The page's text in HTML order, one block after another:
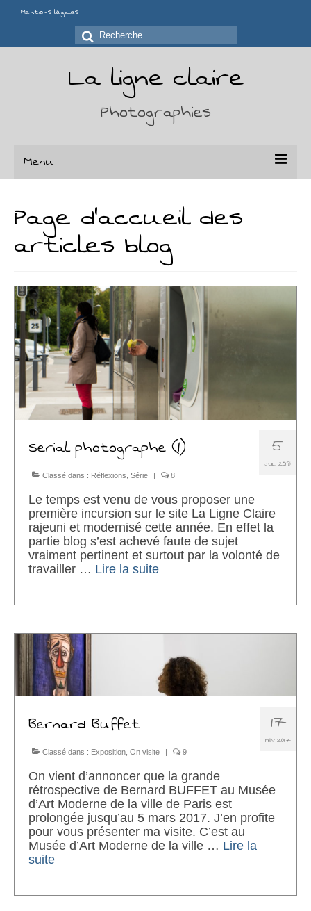
Mentions légales
Rechercher
:
La ligne claire
Photographies
Menu
Séries
Déchirures
Chariots
Sacs à mains
A propos
Présentation
S’abonner
Contact
Liens
Page d’accueil des
articles blog
5
JUIL 2018
Serial photographe (1)
Classé dans : Réflexions Série | 8
Le temps est venu de vous proposer une
première incursion sur le site La Ligne Claire
rajeuni et modernisé cette année. En effet la
partie blog s’est achevé faute de sujet
vraiment pertinent et surtout par la volonté de
travailler … Lire la suite­­
17
FÉV 2017
Bernard Buffet
Classé dans : Exposition On visite | 9
On vient d’annoncer que la grande
rétrospective de Bernard BUFFET au Musée
d’Art Moderne de la ville de Paris est
prolongée jusqu’au 5 mars 2017. J’en profite
pour vous présenter ma visite. C’est au
Musée d’Art Moderne de la ville … Lire la
suite­­